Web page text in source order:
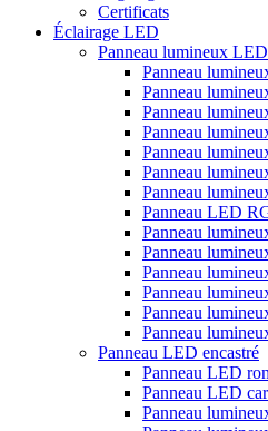
Certificats
Éclairage LED
Panneau lumineux LED
Panneau
Panneau
Panneau
Panneau
Panneau
Panneau
Panneau
Panneau LED
Panneau
Panneau
Panneau
Panneau
Panneau
Panneau
Panneau LED encastré
Panneau LED
Panneau LED
Panneau